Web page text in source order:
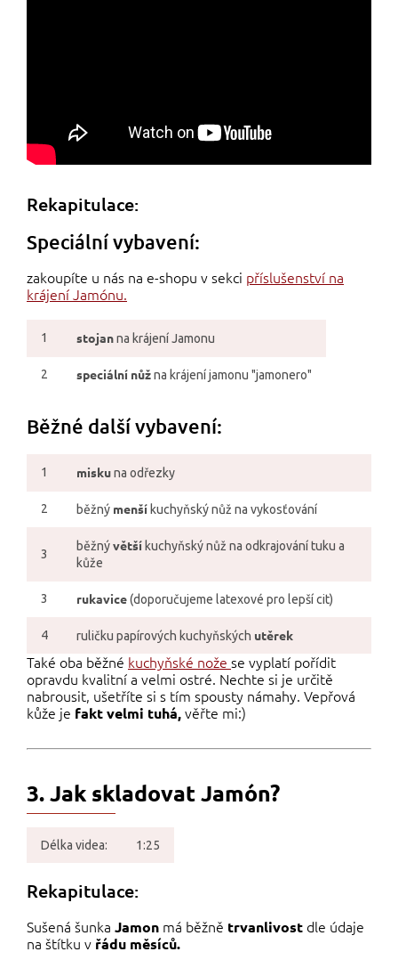
Rekapitulace:
Speciální vybavení:
zakoupíte u nás na e-shopu v sekci příslušenství na
krájení Jamónu.
1 stojanna krájení Jamonu
2 speciální nůžna krájení jamonu "jamonero"
Běžné další vybavení:
1 miskuna odřezky
2 běžný menší kuchyňský nůž na vykosťování
3
běžnývětší kuchyňský nůž na odkrajování tuku a
kůže
3 rukavice(doporučujeme latexové pro lepší cit)
4 ruličku papírových kuchyňských utěrek
Také oba běžné kuchyňské nože se vyplatí pořídit
opravdu kvalitní a velmi ostré. Nechte si je určitě
nabrousit, ušetříte si s tím spousty námahy. Vepřová
kůže je fakt velmi tuhá,věřte mi:)
3. Jak skladovat Jamón?
Délka videa: 1:25
Rekapitulace:
Sušená šunka Jamon má běžně trvanlivost dle údaje
na štítku v řádu měsíců.